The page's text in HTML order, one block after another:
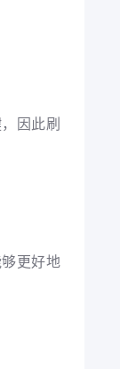
因此刷
更好地